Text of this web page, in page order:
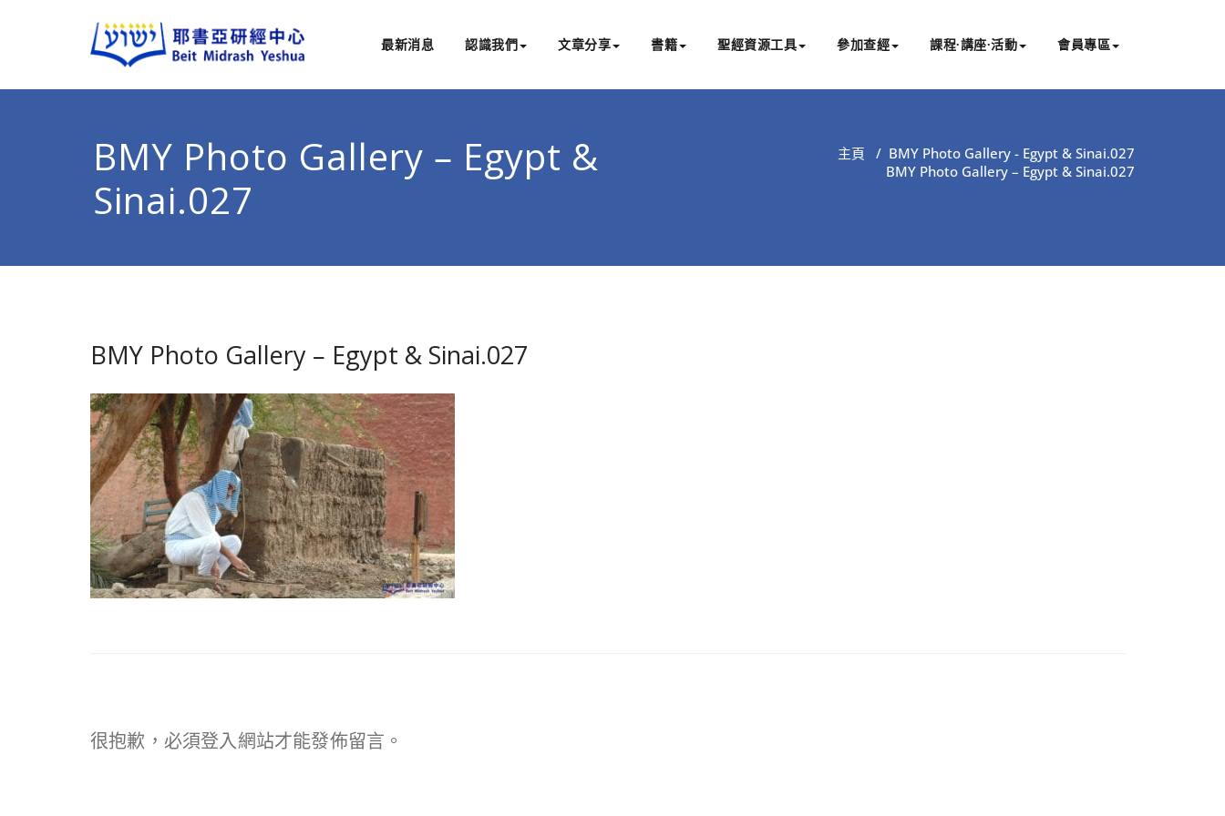
最新消息 認識我們 文章分享 書籍 聖經資源工具 參加查經 課程∙講座∙活動 會員專區
BMY Photo Gallery – Egypt &
Sinai.027
主頁 / BMY Photo Gallery - Egypt & Sinai.027
BMY Photo Gallery – Egypt & Sinai.027
BMY Photo Gallery – Egypt & Sinai.027
很抱歉，必須登入網站才能發佈留言。